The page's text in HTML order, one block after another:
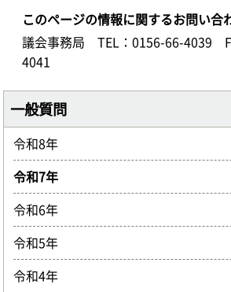
このページの情報に関するお問い合
議会事務局
TEL：0156-66-4039
4041
一般質問
令和8年
令和7年
令和6年
令和5年
令和4年